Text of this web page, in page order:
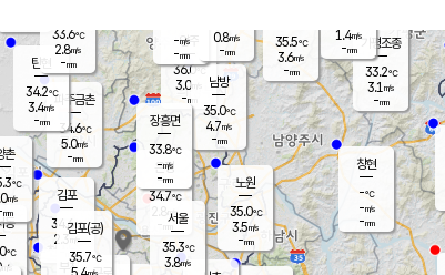
양주
36.0℃
3.0
-mm
동
℃
m/s
파주금촌
34.6℃
5.0m/s
-mm
가평조종
33.2℃
3.1 m/s
-mm
35.5℃
3.6m/s
-mm
창현
-℃
-m/s
-mm
탄현
34.2℃
3.4m/s
-mm
1.4m/s
-mm
김포
34.6℃
2.3 m/s
mm
부천
촌
℃
m/s
mm
은평
34.7℃
2.8 m/s
- mm
노원
35.0℃
3.5m/s
-mm
남방
35.0℃
4.7m/s
-mm
장흥면
33.8℃
-m/s
-mm
-m/s
-mm
김포(공)
35.7℃
m/s
서울
35.3℃
3.8m/s
33.6℃
2.8m/s
-mm
0.8m/s
-mm